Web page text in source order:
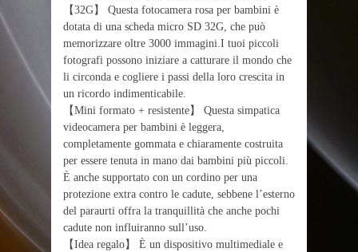
【32G】 Questa fotocamera rosa per bambini è
dotata di una scheda micro SD 32G, che può
memorizzare oltre 3000 immagini.I tuoi piccoli
fotografi possono iniziare a catturare il mondo che
li circonda e cogliere i passi della loro crescita in
un ricordo indimenticabile.
【Mini formato + resistente】 Questa simpatica
videocamera per bambini è leggera,
completamente gommata e chiaramente costruita
per essere tenuta in mano dai bambini più piccoli.
È anche supportato con un cordino per una
protezione extra contro le cadute, sebbene l’esterno
del paraurti offra la tranquillità che anche pochi
cadute non influiranno sull’uso.
【Idea regalo】 È un dispositivo multimediale e